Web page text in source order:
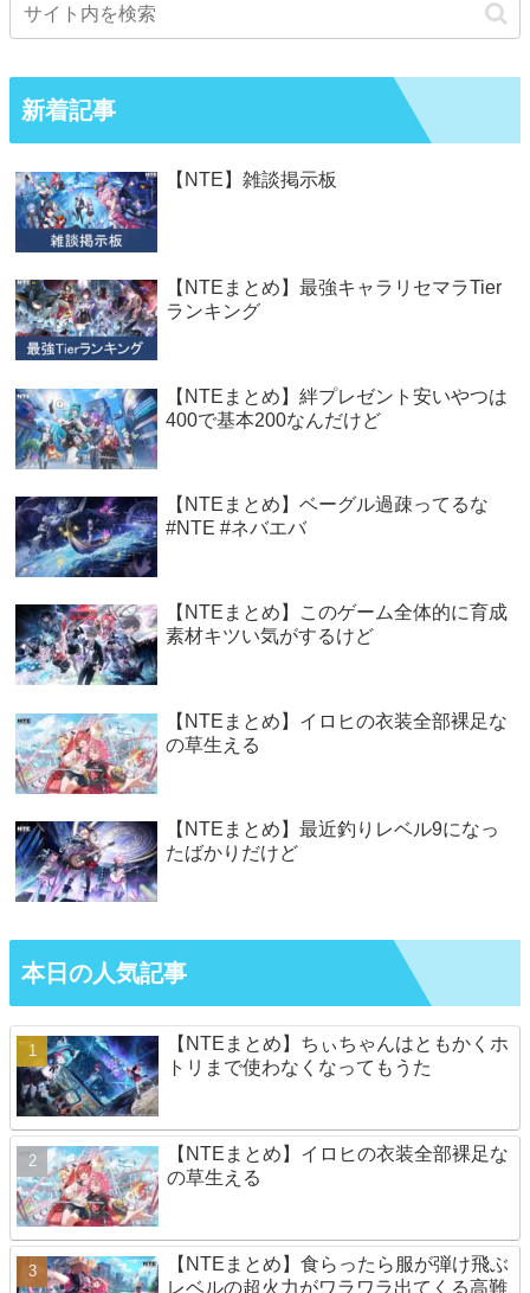
新着記事
【NTE】雑談掲示板
【NTEまとめ】最強キャラリセマラTier
ランキング
【NTEまとめ】絆プレゼント安いやつは
400で基本200なんだけど
【NTEまとめ】ベーグル過疎ってるな
#NTE #ネバエバ
【NTEまとめ】このゲーム全体的に育成
素材キツい気がするけど
【NTEまとめ】イロヒの衣装全部裸足な
の草生える
【NTEまとめ】最近釣りレベル9になっ
たばかりだけど
本日の人気記事
【NTEまとめ】ちぃちゃんはともかくホ
トリまで使わなくなってもうた
【NTEまとめ】イロヒの衣装全部裸足な
の草生える
【NTEまとめ】食らったら服が弾け飛ぶ
レベルの超火力がワラワラ出てくる高難